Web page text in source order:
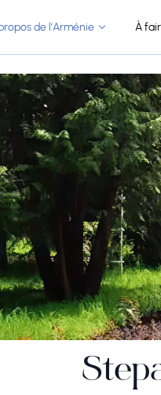
de l'Arménie À